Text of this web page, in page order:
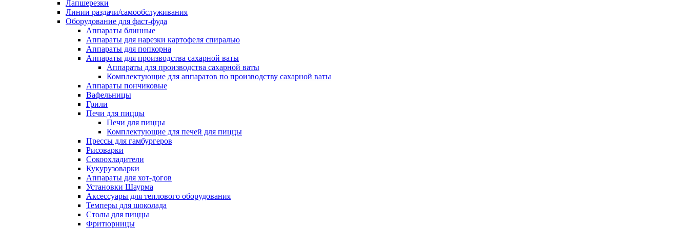
Лапшерезки
Линии раздачи/самообслуживания
Оборудование для фаст-фуда
Аппараты блинные
Аппараты для нарезки картофеля спиралью
Аппараты для попкорна
Аппараты для производства сахарной ваты
Аппараты для производства сахарной ваты
Комплектующие для аппаратов по производству сахарной ваты
Аппараты пончиковые
Вафельницы
Грили
Печи для пиццы
Печи для пиццы
Комплектующие для печей для пиццы
Прессы для гамбургеров
Рисоварки
Сокоохладители
Кукурузоварки
Аппараты для хот-догов
Установки Шаурма
Аксессуары для теплового оборудования
Темперы для шоколада
Столы для пиццы
Фритюрницы